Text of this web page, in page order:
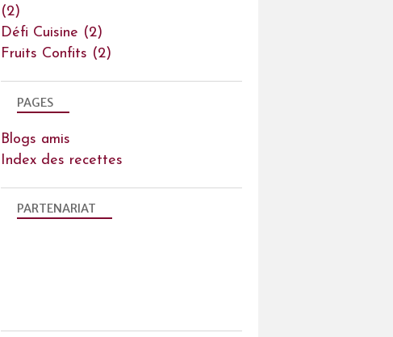
PAGES
Blogs amis
Index des recettes
(2)
Défi Cuisine (2)
Fruits Confits (2)
PARTENARIAT